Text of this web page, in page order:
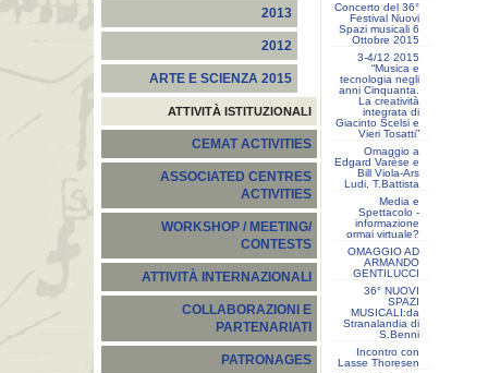
2013
2012
ARTE E SCIENZA 2015
ATTIVITÀ ISTITUZIONALI
CEMAT ACTIVITIES
ASSOCIATED CENTRES
ACTIVITIES
WORKSHOP / MEETING/
CONTESTS
ATTIVITÀ INTERNAZIONALI
COLLABORAZIONI E
PARTENARIATI
PATRONAGES
Concerto del 36°
Festival Nuovi
Spazi musicali 6
Ottobre 2015
3-4/12 2015
“Musica e
tecnologia negli
anni Cinquanta.
La creatività
integrata di
Giacinto Scelsi e
Vieri Tosatti”
Omaggio a
Edgard Varèse e
Bill Viola-Ars
Ludi, T.Battista
Media e
Spettacolo -
informazione
ormai virtuale?
OMAGGIO AD
ARMANDO
GENTILUCCI
36° NUOVI
SPAZI
MUSICALI:da
Stranalandia di
S.Benni
Incontro con
Lasse Thoresen